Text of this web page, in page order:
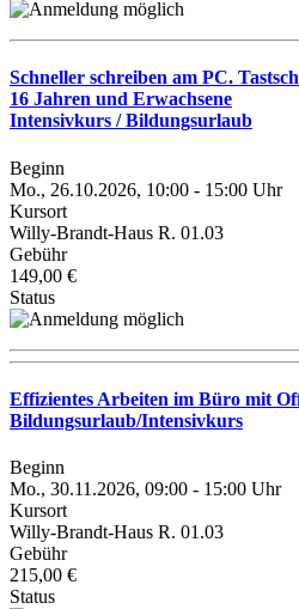
Schneller schreiben am PC.
16 Jahren und Erwachsene
Intensivkurs / Bildungsurlaub
Beginn
Mo., 26.10.2026, 10:00 - 15:00 Uhr
Kursort
Willy-Brandt-Haus R. 01.03
Gebühr
149,00 €
Status
Effizientes Arbeiten im Büro mit
Bildungsurlaub/Intensivkurs
Beginn
Mo., 30.11.2026, 09:00 - 15:00 Uhr
Kursort
Willy-Brandt-Haus R. 01.03
Gebühr
215,00 €
Status